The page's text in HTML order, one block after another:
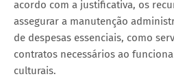
acordo com a justificativa, os
assegurar a manutenção
de despesas essenciais, como
contratos necessários ao
culturais.